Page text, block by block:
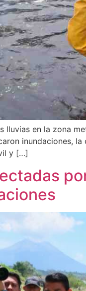
en la zona
inundaciones,
y […]